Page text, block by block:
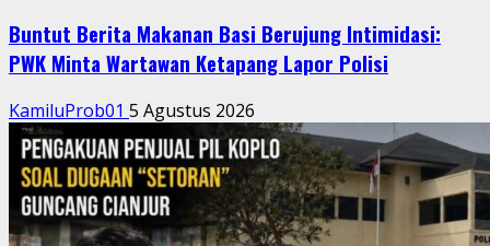
Buntut Berita Makanan Basi Berujung Intimidasi:
PWK Minta Wartawan Ketapang Lapor Polisi
KamiluProb01 5 Agustus 2026